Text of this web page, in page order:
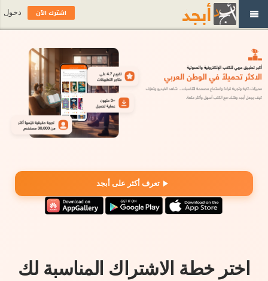
تعرف أكثر على أبجد
اختر خطة الاشتراك المناسبة لك
اشترك الآن دخول